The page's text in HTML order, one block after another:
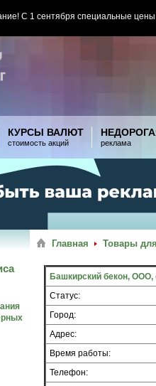
С 1 сентября специальные
КУРСЫ ВАЛЮТ
стоимость акций реклама
Главная Товары
Башкирский бекон, ООО,
Статус:
Город:
Адрес:
Время работы:
Телефон: